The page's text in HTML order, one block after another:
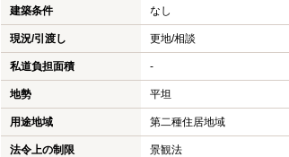
建築条件 なし
現況/引渡し 更地/相談
私道負担面積 -
地勢 平坦
用途地域 第二種住居地域
法令上の制限 景観法